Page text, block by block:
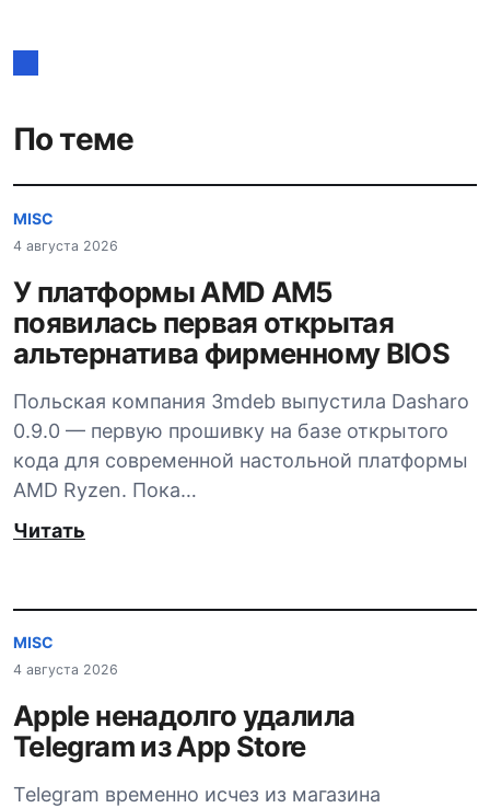
По теме
MISC
4 августа 2026
У платформы AMD AM5
появилась первая открытая
альтернатива фирменному BIOS
Польская компания 3mdeb выпустила Dasharo
0.9.0 — первую прошивку на базе открытого
кода для современной настольной платформы
AMD Ryzen. Пока…
Читать
MISC
4 августа 2026
Apple ненадолго удалила
Telegram из App Store
Telegram временно исчез из магазина